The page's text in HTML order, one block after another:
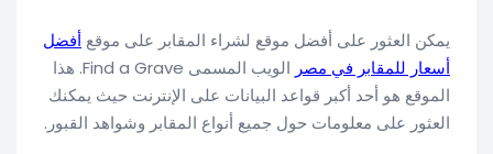
يمكن العثور على أفضل موقع لشراء المقابر على موقع أفضل
أسعار للمقابر في مصر
الويب المسمى Find a Grave. هذا
الموقع هو أحد أكبر قواعد البيانات على الإنترنت حيث يمكنك
العثور على معلومات حول جميع أنواع المقابر وشواهد القبور.